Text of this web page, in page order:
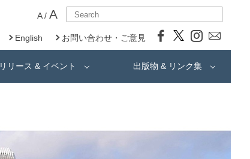
A/ A
English お問い合わせ・ご意見
リリース & イベント 出版物 & リンク集